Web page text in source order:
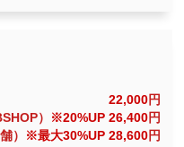
22,000円
）
※20%UP 26,400円
）
※最大30%UP 28,600円